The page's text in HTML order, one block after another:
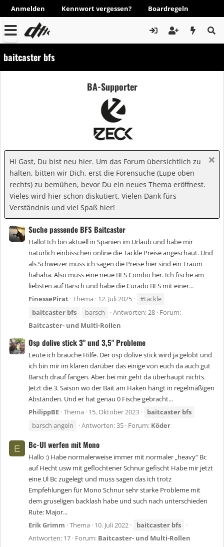
Anmelden Kennwort vergessen? Boardregeln
baitcaster bfs
BA-Supporter
Hi Gast, Du bist neu hier. Um das Forum übersichtlich zu
halten, bitten wir Dich, erst die Forensuche (Lupe oben
rechts) zu bemühen, bevor Du ein neues Thema eröffnest.
Vieles wird hier schon diskutiert. Vielen Dank fürs
Verständnis und viel Spaß hier!
Suche passende BFS Baitcaster
Hallo! Ich bin aktuell in Spanien im Urlaub und habe mir
natürlich einbisschen online die Tackle Preise angeschaut. Und
als Schweizer muss ich sagen die Preise hier sind ein Traum
hahaha. Also muss eine neue BFS Combo her. Ich fische am
liebsten auf Barsch und habe die Curado BFS mit einer...
FinessePirat Thema 12. Juli 2025
#tackle
baitcaster bfs barsch Antworten: 28 Forum:
Baitcaster- und Multi-Rollen
Osp dolive stick 3" und 3,5" Probleme
Leute ich brauche Hilfe. Der osp dolive stick wird ja gelobt und
ich bin mir im klaren darüber das einige von euch da auch gut
Barsch drauf fangen. Aber bei mir geht da überhaupt nichts.
Jetzt die 3. Saison wo der Bait am Haken hängt in regelmäßigen
Abständen. Und er hat genau 0 Fische gebracht...
PhilippBE Thema 15. Oktober 2023 baitcaster bfs
barsch angeln
Antworten: 35 Forum: Köder
E Bc-Ul werfen mit Mono
Hallo :) Habe normalerweise immer mit normaler „heavy“ Bc
auf Hecht usw mit geflochtener Schnur gefischt Habe mir jetzt
eine Ul Bc zugelegt und muss sagen das ich trotz
Empfehlungen für Mono Schnur sehr starke Probleme mit
dem gruseligen backlash habe und such nach unterschieden
Rute: Major...
Erik Grimm Thema 10. Juli 2022 baitcaster bfs
Antworten: 17 Forum: Baitcaster- und Multi-Rollen